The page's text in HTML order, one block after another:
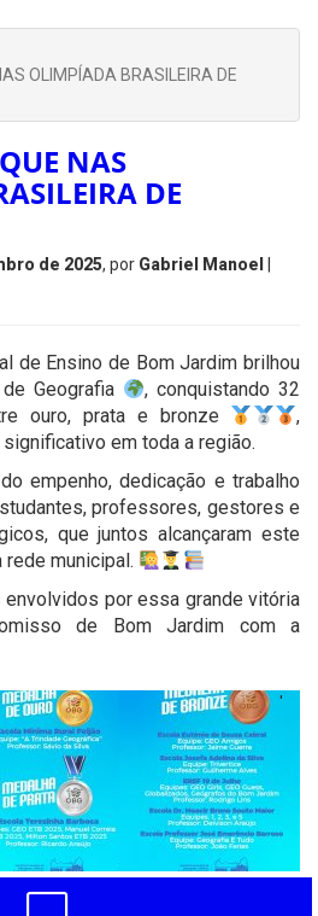
OLIMPÍADA BRASILEIRA DE
NAS
DE
de 2025, por Gabriel Manoel
de Ensino de Bom Jardim brilhou
Geografia
, conquistando 32
ouro, prata e bronze
,
em toda a região.
empenho, dedicação e trabalho
professores, gestores e
que juntos alcançaram este
municipal.
por essa grande vitória
de Bom Jardim com a
'